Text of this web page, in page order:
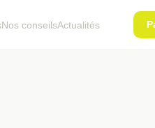
Nos conseilsActualités